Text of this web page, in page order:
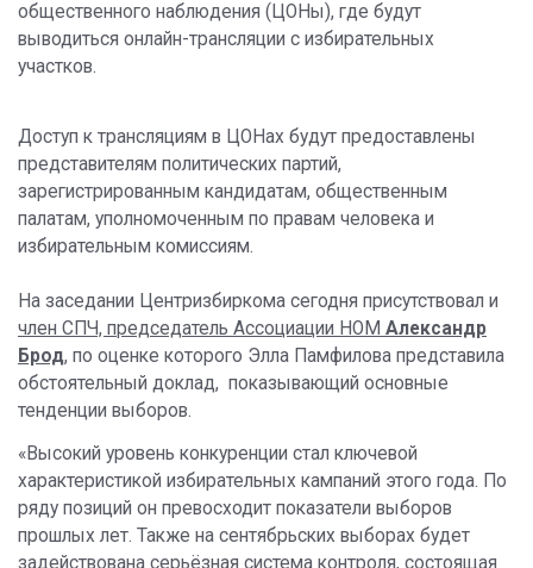
общественного наблюдения (ЦОНы), где будут
выводиться онлайн-трансляции с избирательных
участков.
Доступ к трансляциям в ЦОНах будут предоставлены
представителям политических партий,
зарегистрированным кандидатам, общественным
палатам, уполномоченным по правам человека и
избирательным комиссиям.
На заседании Центризбиркома сегодня присутствовал и
член СПЧ, председатель Ассоциации НОМ Александр
Брод, по оценке которого Элла Памфилова представила
обстоятельный доклад, показывающий основные
тенденции выборов.
«Высокий уровень конкуренции стал ключевой
характеристикой избирательных кампаний этого года. По
ряду позиций он превосходит показатели выборов
прошлых лет. Также на сентябрьских выборах будет
задействована серьёзная система контроля, состоящая